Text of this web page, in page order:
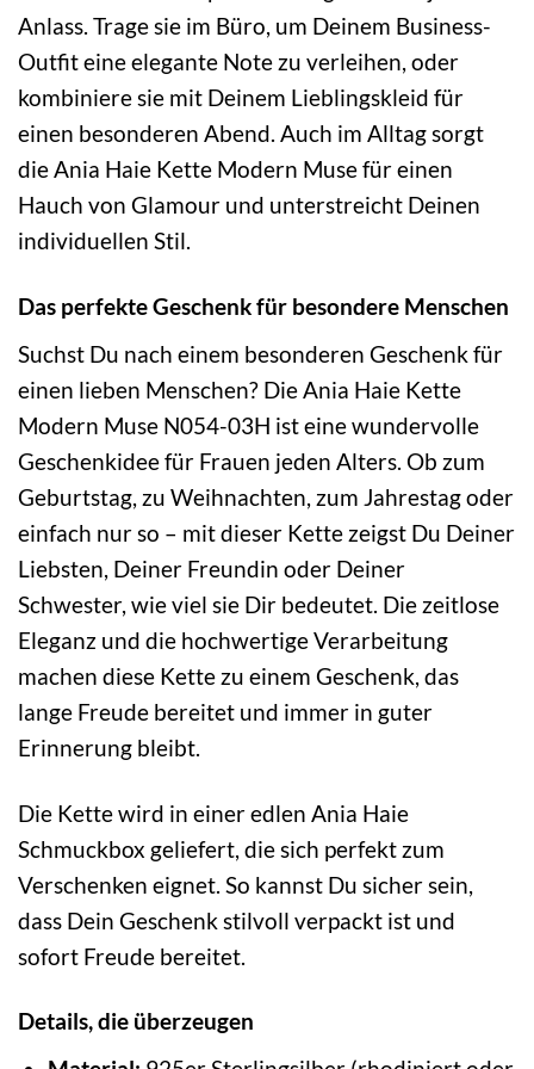
Anlass. Trage sie im Büro, um Deinem Business-
Outfit eine elegante Note zu verleihen, oder
kombiniere sie mit Deinem Lieblingskleid für
einen besonderen Abend. Auch im Alltag sorgt
die Ania Haie Kette Modern Muse für einen
Hauch von Glamour und unterstreicht Deinen
individuellen Stil.
Das perfekte Geschenk für besondere Menschen
Suchst Du nach einem besonderen Geschenk für
einen lieben Menschen? Die Ania Haie Kette
Modern Muse N054-03H ist eine wundervolle
Geschenkidee für Frauen jeden Alters. Ob zum
Geburtstag, zu Weihnachten, zum Jahrestag oder
einfach nur so – mit dieser Kette zeigst Du Deiner
Liebsten, Deiner Freundin oder Deiner
Schwester, wie viel sie Dir bedeutet. Die zeitlose
Eleganz und die hochwertige Verarbeitung
machen diese Kette zu einem Geschenk, das
lange Freude bereitet und immer in guter
Erinnerung bleibt.
Die Kette wird in einer edlen Ania Haie
Schmuckbox geliefert, die sich perfekt zum
Verschenken eignet. So kannst Du sicher sein,
dass Dein Geschenk stilvoll verpackt ist und
sofort Freude bereitet.
Details, die überzeugen